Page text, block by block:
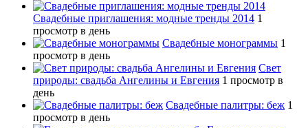
Свадебные приглашения: модные тренды 2014 1
просмотр в день
Свадебные монограммы 1
просмотр в день
Свет
природы: свадьба Ангелины и Евгения 1 просмотр в
день
Свадебные палитры: беж 1
просмотр в день